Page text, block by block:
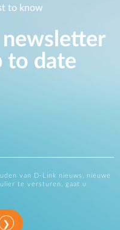
to know
to date
van D-Link nieuws, nieuwe
te versturen, gaat u